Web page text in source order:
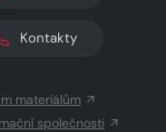
Kontakty
materiálům
společnosti